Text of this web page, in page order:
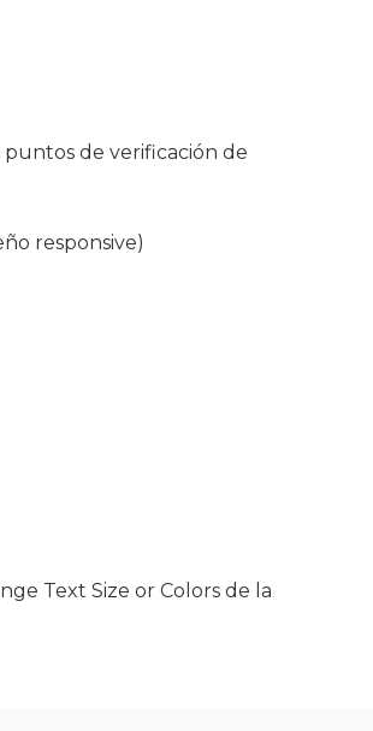
puntos de verificación de
responsive)
Text Size or Colors de la